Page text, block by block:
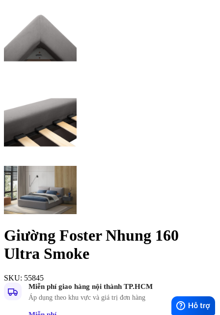
Giường Foster Nhung 160
Ultra Smoke
SKU: 55845
Miễn phí giao hàng nội thành TP.HCM
Áp dụng theo khu vực và giá trị đơn hàng